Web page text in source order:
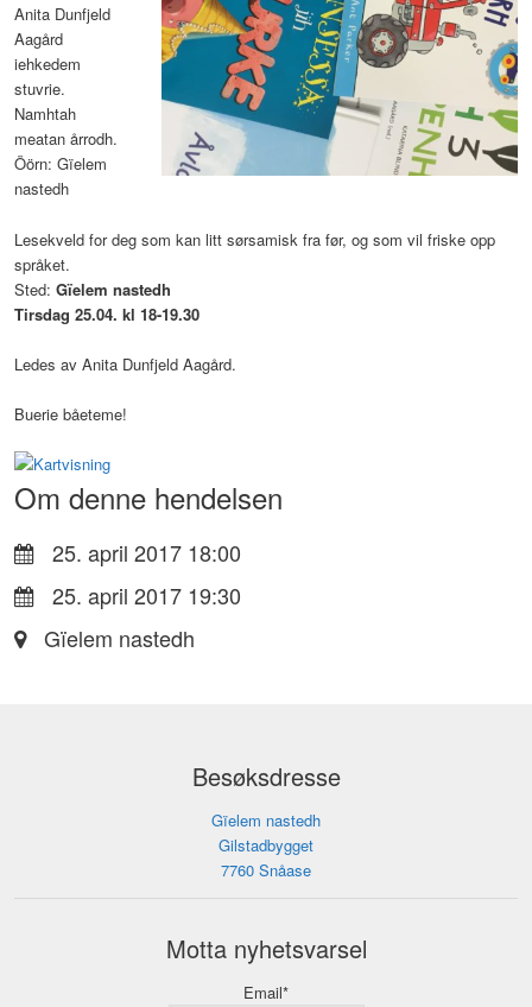
Anita Dunfjeld
Aagård
iehkedem
stuvrie.
Namhtah
meatan årrodh.
Öörn: Gïelem
nastedh
Lesekveld for deg som kan litt sørsamisk fra før, og som vil friske opp
språket.
Sted: Gïelem nastedh
Tirsdag 25.04. kl 18-19.30
Ledes av Anita Dunfjeld Aagård.
Buerie båeteme!
Om denne hendelsen
25. april 2017 18:00
25. april 2017 19:30
Gïelem nastedh
Besøksdresse
Gïelem nastedh
Gilstadbygget
7760 Snåase
Motta nyhetsvarsel
Email*